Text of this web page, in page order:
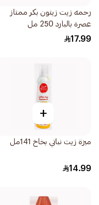
رحمه زيت زيتون بكر ممتاز
عصرة بالبارد 250 مل
17.99
+
ميزة زيت نباتي بخاخ 141مل
14.99